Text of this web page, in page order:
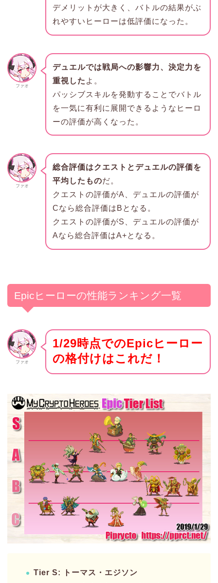
デメリットが大きく、バトルの結果がぶ
れやすいヒーローは低評価になった。
ファオ
デュエルでは戦局への影響力、決定力を
重視した よ。
パッシブスキルを発動することでバトル
を一気に有利に展開できるようなヒーロ
ーの評価が高くなった。
ファオ
総合評価はクエストとデュエルの評価を
平均したものだ。
クエストの評価がA、デュエルの評価が
Cなら総合評価はBとなる。
クエストの評価がS、デュエルの評価が
Aなら総合評価はA+となる。
Epicヒーローの性能ランキング一覧
ファオ
1/29時点でのEpicヒーロー
の格付けはこれだ！
Tier S: トーマス・エジソン